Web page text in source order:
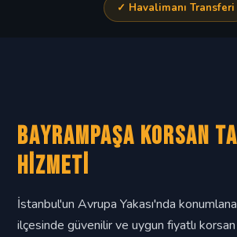
✓ Havalimanı Transferi
Bayrampaşa Korsan
Hizmeti
İstanbul'un Avrupa Yakası'nda
ilçesinde güvenilir ve uygun fiyatlı korsan